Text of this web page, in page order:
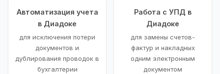
Автоматизация учета
в Диадоке
для исключения потери
документов и
дублирования проводок в
бухгалтерии
Работа с УПД в
Диадоке
для замены счетов-
фактур и накладных
одним электронным
документом